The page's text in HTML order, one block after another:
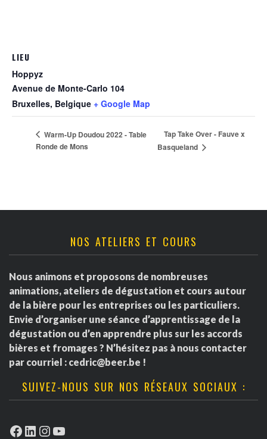
LIEU
Hoppyz
Avenue de Monte-Carlo 104
Bruxelles, Belgique + Google Map
Warm-Up Doudou 2022 - Table
Ronde de Mons
Tap Take Over - Fauve x
Basqueland
NOS ATELIERS ET COURS
Nous animons et proposons de nombreuses
animations, ateliers de dégustation et cours autour
de la bière pour les entreprises ou les particuliers.
Envie d’organiser une séance d’apprentissage de la
dégustation ou d’en apprendre plus sur les accords
bières et fromages ? N’hésitez pas à nous contacter
par courriel : cedric@beer.be !
SUIVEZ-NOUS SUR NOS RÉSEAUX SOCIAUX :
Facebook
LinkedIn
Instagram
YouTube